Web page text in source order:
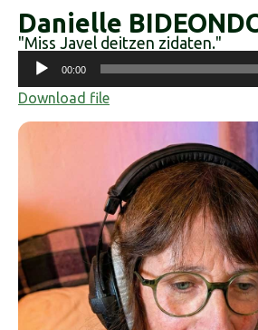
Danielle
"Miss Javel deitzen zidaten."
Soinu
00:00
Download file